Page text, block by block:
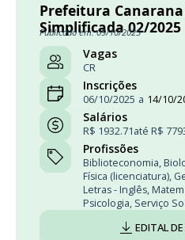
Prefeitura Canarana
Simplificada 02/2025
Publicado em: 09/10/2025
Vagas
CR
Inscrições
06/10/2025 a 14/10/
Salários
R$ 1932.71até R$
Profissões
Biblioteconomia,
Física (licenciatura),
Letras - Inglês,
Psicologia, Serviço
EDITAL